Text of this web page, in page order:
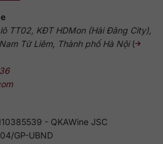
lô TT02, KĐT HDMon (Hải Đăng City),
Từ Liêm, Thành phố Hà Nội(
- QKAWine JSC
GP-UBND